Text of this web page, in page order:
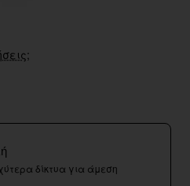
δίκτυα για άμεση